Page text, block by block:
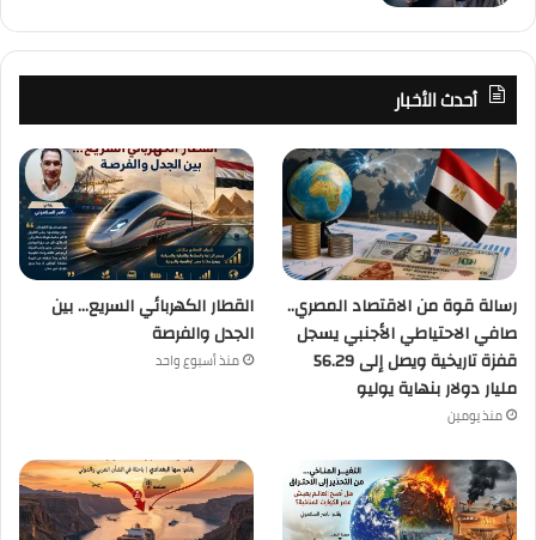
أحدث الأخبار
رسالة قوة من الاقتصاد المصري..
صافي الاحتياطي الأجنبي يسجل
قفزة تاريخية ويصل إلى 56.29
مليار دولار بنهاية يوليو
منذ يومين
القطار الكهربائي السريع… بين
الجدل والفرصة
منذ أسبوع واحد